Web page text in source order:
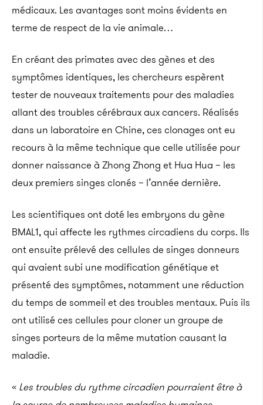
médicaux. Les avantages sont moins évidents en
terme de respect de la vie animale…
En créant des primates avec des gènes et des
symptômes identiques, les chercheurs espèrent
tester de nouveaux traitements pour des maladies
allant des troubles cérébraux aux cancers. Réalisés
dans un laboratoire en Chine, ces clonages ont eu
recours à la même technique que celle utilisée pour
donner naissance à Zhong Zhong et Hua Hua – les
deux premiers singes clonés – l’année dernière.
Les scientifiques ont doté les embryons du gène
BMAL1, qui affecte les rythmes circadiens du corps. Ils
ont ensuite prélevé des cellules de singes donneurs
qui avaient subi une modification génétique et
présenté des symptômes, notamment une réduction
du temps de sommeil et des troubles mentaux. Puis ils
ont utilisé ces cellules pour cloner un groupe de
singes porteurs de la même mutation causant la
maladie.
« Les troubles du rythme circadien pourraient être à